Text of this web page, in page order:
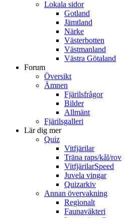
Lokala sidor
Gotland
Jämtland
Närke
Västerbotten
Västmanland
Västra Götaland
Forum
Översikt
Ämnen
Fjärilsfrågor
Bilder
Allmänt
Fjärilsgalleri
Lär dig mer
Quiz
Vitfjärilar
Träna raps/kål/rov
VitfjärilarSpeed
Juvela vingar
Quizarkiv
Annan övervakning
Regionalt
Faunaväkteri